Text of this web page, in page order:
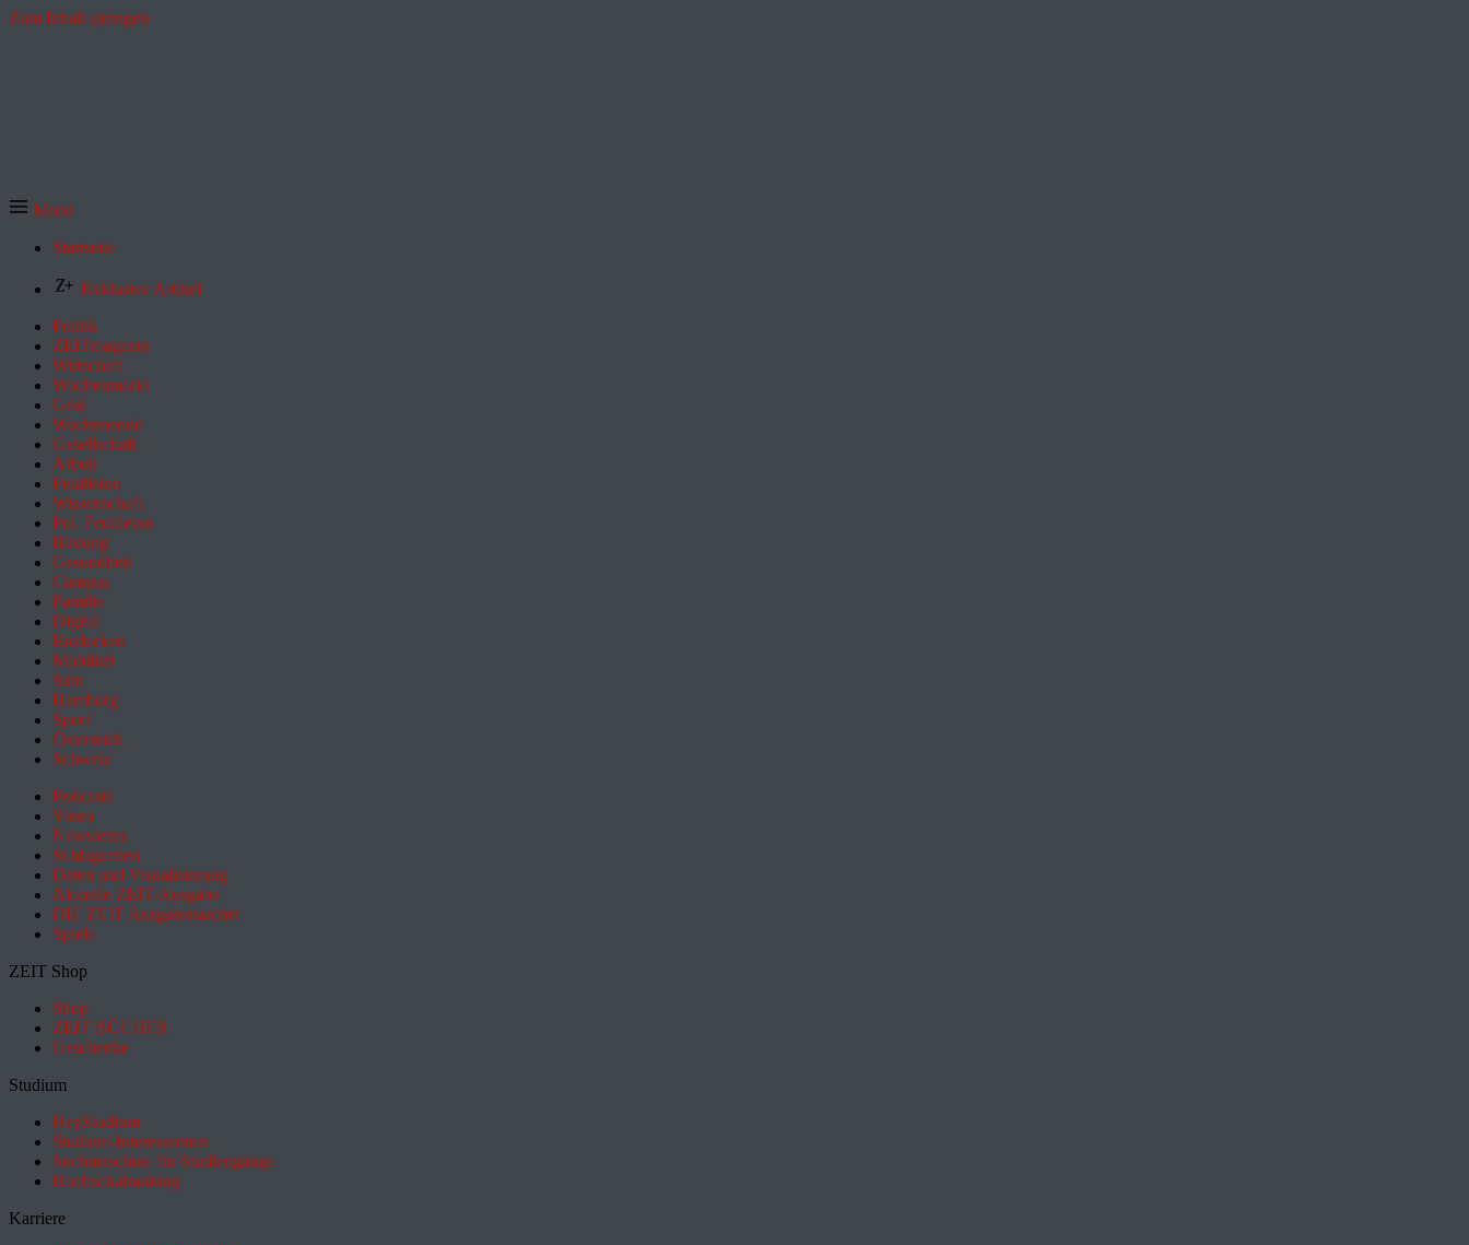
Zum Inhalt springen
Menü
Startseite
Exklusive Artikel
Politik
ZEITmagazin
Wirtschaft
Wochenmarkt
Geld
Wochenende
Gesellschaft
Arbeit
Feuilleton
Wissenschaft
Pol. Feuilleton
Bildung
Gesundheit
Campus
Familie
Digital
Entdecken
Mobilität
Sinn
Hamburg
Sport
Österreich
Schweiz
Podcasts
Video
Newsletter
Schlagzeilen
Daten und Visualisierung
Aktuelle ZEIT-Ausgabe
DIE ZEIT Ausgabenarchiv
Spiele
ZEIT Shop
Shop
ZEIT BÜCHER
Geschenke
Studium
HeyStudium
Studium-Interessentest
Suchmaschine für Studiengänge
Hochschulranking
Karriere